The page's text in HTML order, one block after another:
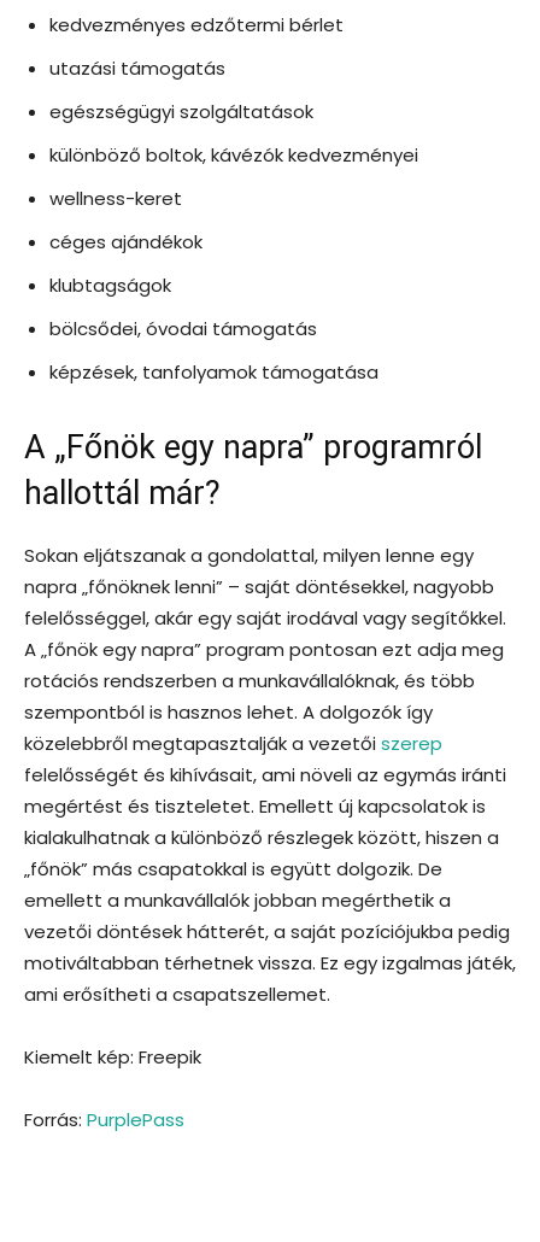
kedvezményes edzőtermi bérlet
utazási támogatás
egészségügyi szolgáltatások
különböző boltok, kávézók kedvezményei
wellness-keret
céges ajándékok
klubtagságok
bölcsődei, óvodai támogatás
képzések, tanfolyamok támogatása
A „Főnök egy napra” programról
hallottál már?
Sokan eljátszanak a gondolattal, milyen lenne egy
napra „főnöknek lenni” – saját döntésekkel, nagyobb
felelősséggel, akár egy saját irodával vagy segítőkkel.
A „főnök egy napra” program pontosan ezt adja meg
rotációs rendszerben a munkavállalóknak, és több
szempontból is hasznos lehet. A dolgozók így
közelebbről megtapasztalják a vezetőiszerep
felelősségét és kihívásait, ami növeli az egymás iránti
megértést és tiszteletet. Emellett új kapcsolatok is
kialakulhatnak a különböző részlegek között, hiszen a
„főnök” más csapatokkal is együtt dolgozik. De
emellett a munkavállalók jobban megérthetik a
vezetői döntések hátterét, a saját pozíciójukba pedig
motiváltabban térhetnek vissza. Ez egy izgalmas játék,
ami erősítheti a csapatszellemet.
Kiemelt kép: Freepik
Forrás: PurplePass